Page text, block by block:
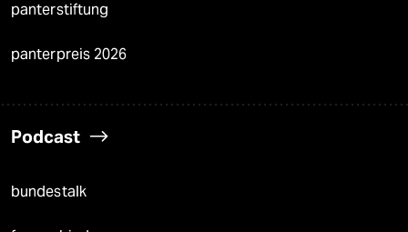
panterstiftung
panterpreis 2026
Podcast
bundestalk